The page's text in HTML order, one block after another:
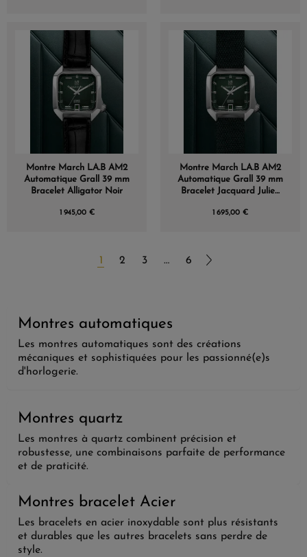
Montre March LA.B AM2
Automatique Grall 39 mm
Bracelet Alligator Noir
1 945,00 €
Montre March LA.B AM2
Automatique Grall 39 mm
Bracelet Jacquard Julien
1 695,00 €
1 2 3 … 6
Montres automatiques
Les montres automatiques sont des créations
mécaniques et sophistiquées pour les passionné(e)s
d'horlogerie.
Montres quartz
Les montres à quartz combinent précision et
robustesse, une combinaisons parfaite de performance
et de praticité.
Montres bracelet Acier
Les bracelets en acier inoxydable sont plus résistants
et durables que les autres bracelets sans perdre de
style.